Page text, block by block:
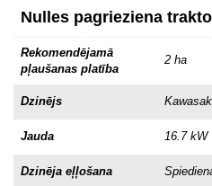
Nulles pagrieziena
Rekomendējamā
pļaušanas platība
2 ha
Dzinējs
Jauda 16.7 kW
Dzinēja eļļošana